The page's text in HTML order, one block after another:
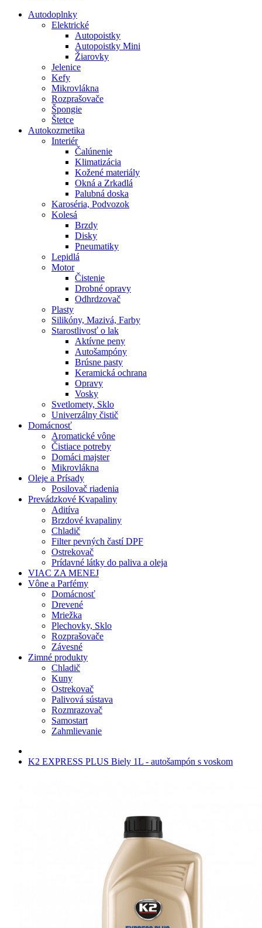
Autodoplnky
Elektrické
Autopoistky
Autopoistky Mini
Žiarovky
Jelenice
Kefy
Mikrovlákna
Rozprašovače
Špongie
Štetce
Autokozmetika
Interiér
Čalúnenie
Klimatizácia
Kožené materiály
Okná a Zrkadlá
Palubná doska
Karoséria, Podvozok
Kolesá
Brzdy
Disky
Pneumatiky
Lepidlá
Motor
Čistenie
Drobné opravy
Odhrdzovač
Plasty
Silikóny, Mazivá, Farby
Starostlivosť o lak
Aktívne peny
Autošampóny
Brúsne pasty
Keramická ochrana
Opravy
Vosky
Svetlomety, Sklo
Univerzálny čistič
Domácnosť
Aromatické vône
Čistiace potreby
Domáci majster
Mikrovlákna
Oleje a Prísady
Posilovač riadenia
Prevádzkové Kvapaliny
Aditíva
Brzdové kvapaliny
Chladič
Filter pevných častí DPF
Ostrekovač
Prídavné látky do paliva a oleja
VIAC ZA MENEJ
Vône a Parfémy
Domácnosť
Drevené
Mriežka
Plechovky, Sklo
Rozprašovače
Závesné
Zimné produkty
Chladič
Kuny
Ostrekovač
Palivová sústava
Rozmrazovač
Samostart
Zahmlievanie
K2 EXPRESS PLUS Biely 1L - autošampón s voskom